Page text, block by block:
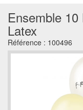
Ensemble
Latex
Référence : 100496